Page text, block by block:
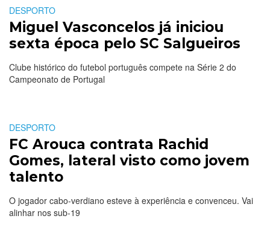
DESPORTO
Miguel Vasconcelos já iniciou
sexta época pelo SC Salgueiros
Clube histórico do futebol português compete na Série 2 do
Campeonato de Portugal
DESPORTO
FC Arouca contrata Rachid
Gomes, lateral visto como jovem
talento
O jogador cabo-verdiano esteve à experiência e convenceu. Vai
alinhar nos sub-19